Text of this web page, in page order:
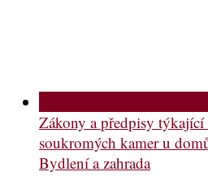
Zákony a předpisy týkající
soukromých kamer u
Bydlení a zahrada